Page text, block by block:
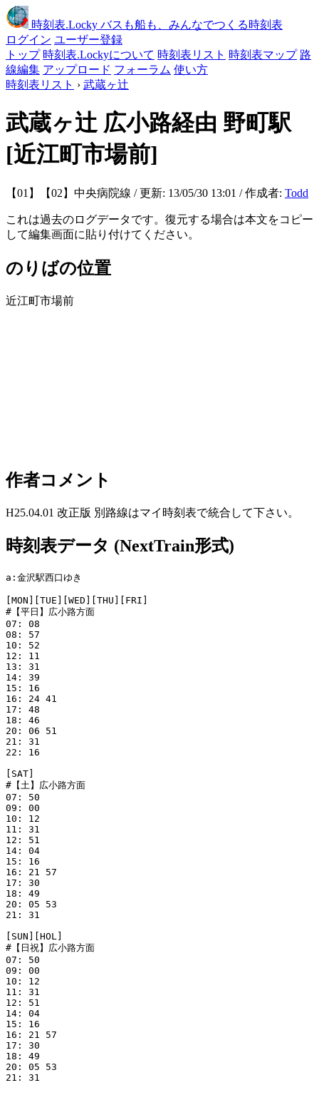
時刻表.Locky バスも船も、みんなでつくる時刻表
ログイン ユーザー登録
トップ 時刻表.Lockyについて 時刻表リスト 時刻表マップ 路
線編集 アップロード フォーラム 使い方
時刻表リスト › 武蔵ヶ辻
武蔵ヶ辻 広小路経由 野町駅
[近江町市場前]
【01】【02】中央病院線 / 更新: 13/05/30 13:01 / 作成者: Todd
これは過去のログデータです。復元する場合は本文をコピー
して編集画面に貼り付けてください。
のりばの位置
近江町市場前
作者コメント
H25.04.01 改正版 別路線はマイ時刻表で統合して下さい。
時刻表データ (NextTrain形式)
a:金沢駅西口ゆき
[MON][TUE][WED][THU][FRI]
#【平日】広小路方面
07: 08
08: 57
10: 52
12: 11
13: 31
14: 39
15: 16
16: 24 41
17: 48
18: 46
20: 06 51
21: 31
22: 16
[SAT]
#【土】広小路方面
07: 50
09: 00
10: 12
11: 31
12: 51
14: 04
15: 16
16: 21 57
17: 30
18: 49
20: 05 53
21: 31
[SUN][HOL]
#【日祝】広小路方面
07: 50
09: 00
10: 12
11: 31
12: 51
14: 04
15: 16
16: 21 57
17: 30
18: 49
20: 05 53
21: 31